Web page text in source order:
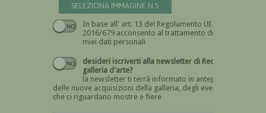
SELEZIONA IMMAGINE N.5
In base all' art. 13 del Regolamento UE n.
2016/679 acconsento al trattamento dei
miei dati personali
Devi dare il consenso
desideri iscriverti alla newsletter di Recta
galleria d'arte?
la newsletter ti terrà informato in anteprima
delle nuove acquisizioni della galleria, degli eventi
che ci riguardano mostre e fiere